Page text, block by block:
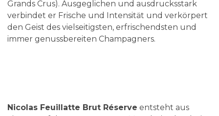
Grands Crus). Ausgeglichen und ausdrucksstark
verbindet er Frische und Intensität und verkörpert
den Geist des vielseitigsten, erfrischendsten und
immer genussbereiten Champagners.
Nicolas Feuillatte Brut Réserve entsteht aus